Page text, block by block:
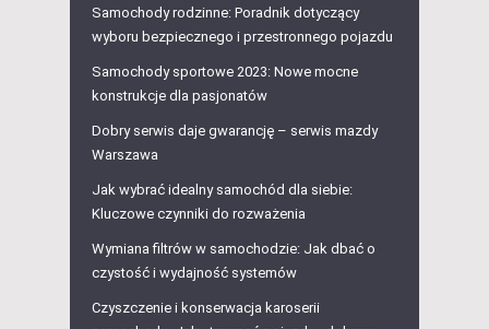
Samochody rodzinne: Poradnik dotyczący
wyboru bezpiecznego i przestronnego pojazdu
Samochody sportowe 2023: Nowe mocne
konstrukcje dla pasjonatów
Dobry serwis daje gwarancję – serwis mazdy
Warszawa
Jak wybrać idealny samochód dla siebie:
Kluczowe czynniki do rozważenia
Wymiana filtrów w samochodzie: Jak dbać o
czystość i wydajność systemów
Czyszczenie i konserwacja karoserii